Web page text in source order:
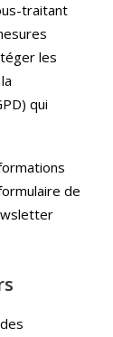
traitant
les
qui
de